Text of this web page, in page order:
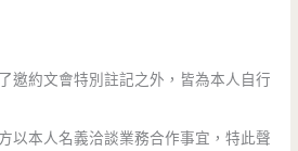
邀約文會特別註記之外，皆為本人自行
以本人名義洽談業務合作事宜，特此聲